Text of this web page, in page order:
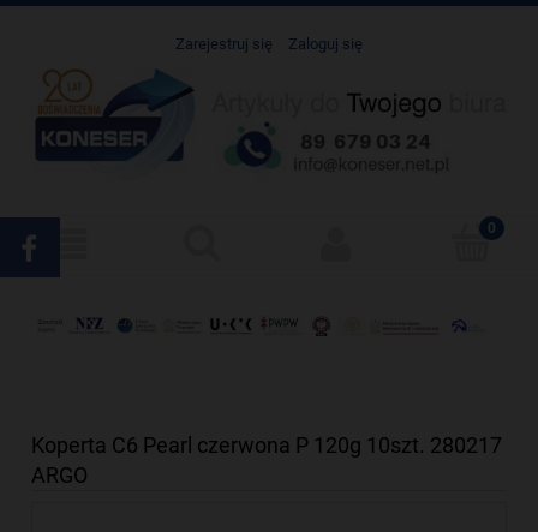
Zarejestruj się Zaloguj się
Koperta C6 Pearl czerwona P 120g 10szt. 280217
ARGO